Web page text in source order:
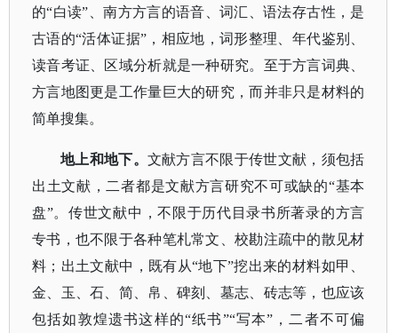
的“白读”、南方方言的语音、词汇、语法存古性，是
古语的“活体证据”，相应地，词形整理、年代鉴别、
读音考证、区域分析就是一种研究。至于方言词典、
方言地图更是工作量巨大的研究，而并非只是材料的
简单搜集。
地上和地下。 文献方言不限于传世文献，须包括
出土文献，二者都是文献方言研究不可或缺的“基本
盘”。传世文献中，不限于历代目录书所著录的方言
专书，也不限于各种笔札常文、校勘注疏中的散见材
料；出土文献中，既有从“地下”挖出来的材料如甲、
金、玉、石、简、帛、碑刻、墓志、砖志等，也应该
包括如敦煌遗书这样的“纸书”“写本”，二者不可偏